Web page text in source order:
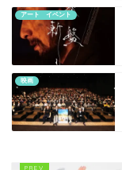
アート イベント
映画